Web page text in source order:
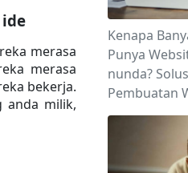
merasa
merasa
bekerja.
anda milik,
Kenapa
Punya
nunda?
Pembuatan